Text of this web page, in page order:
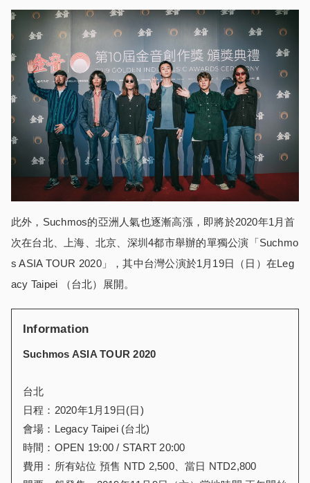
此外，Suchmos的亞洲人氣也逐漸高漲，即將於2020年1月首
次在台北、上海、北京、深圳4都市舉辦的單獨公演「Suchmo
s ASIA TOUR 2020」，其中台灣公演於1月19日（日）在Leg
acy Taipei （台北）展開。
Information
Suchmos ASIA TOUR 2020
台北
日程：2020年1月19日(日)
會場：Legacy Taipei (台北)
時間：OPEN 19:00 / START 20:00
費用：所有站位 預售 NTD 2,500、當日 NTD2,800